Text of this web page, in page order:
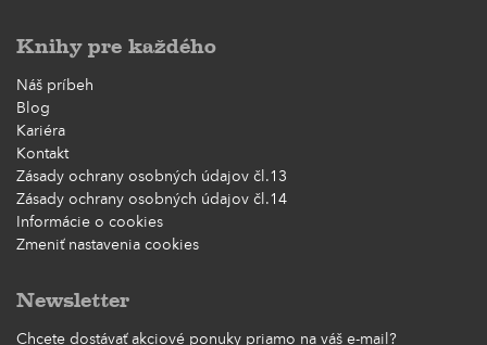
Knihy pre každého
Náš príbeh
Blog
Kariéra
Kontakt
Zásady ochrany osobných údajov čl.13
Zásady ochrany osobných údajov čl.14
Informácie o cookies
Zmeniť nastavenia cookies
Newsletter
Chcete dostávať akciové ponuky priamo na váš e-mail?